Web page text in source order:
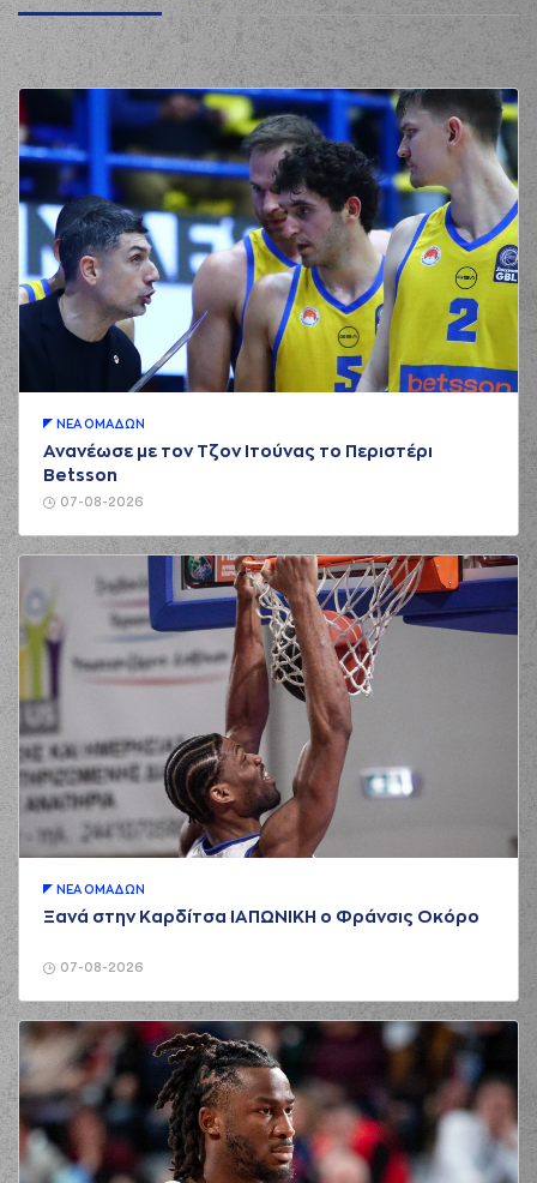
07-08-2026
ΝΕA ΟΜAΔΩΝ
Ανανέωσε με τον Τζον Ιτούνας το Περιστέρι
Betsson
07-08-2026
ΝΕA ΟΜAΔΩΝ
Ξανά στην Καρδίτσα ΙΑΠΩΝΙΚΗ ο Φράνσις Οκόρο